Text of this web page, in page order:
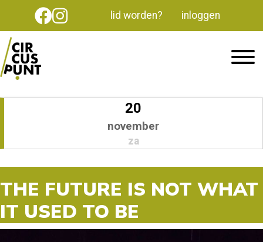
lid worden? inloggen
20
november
za
THE FUTURE IS NOT WHAT
IT USED TO BE